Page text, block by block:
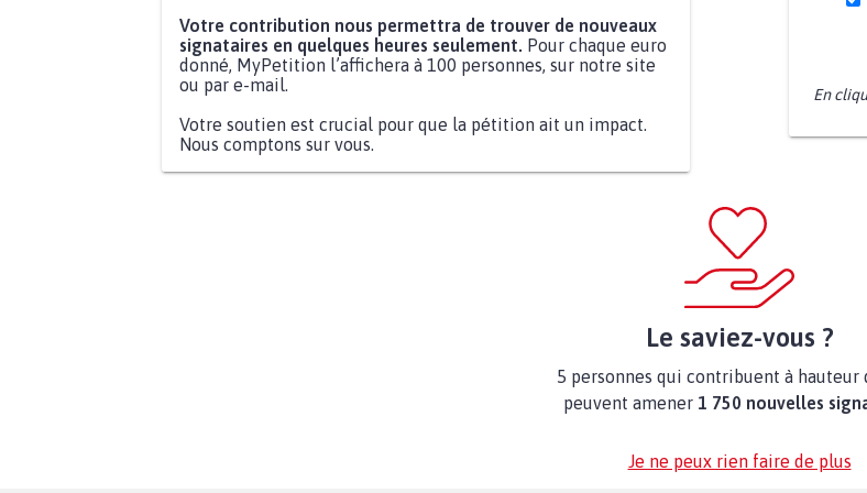
Votre contribution nous permettra de trouver de nouveaux
signataires en quelques heures seulement. Pour chaque euro
donné, MyPetition l’affichera à 100 personnes, sur notre site
ou par e-mail.
Votre soutien est crucial pour que la pétition ait un impact.
Nous comptons sur vous.
En
Le saviez-vous ?
5 personnes qui contribuent à hauteur
peuvent amener 1 750 nouvelles
Je ne peux rien faire de plus